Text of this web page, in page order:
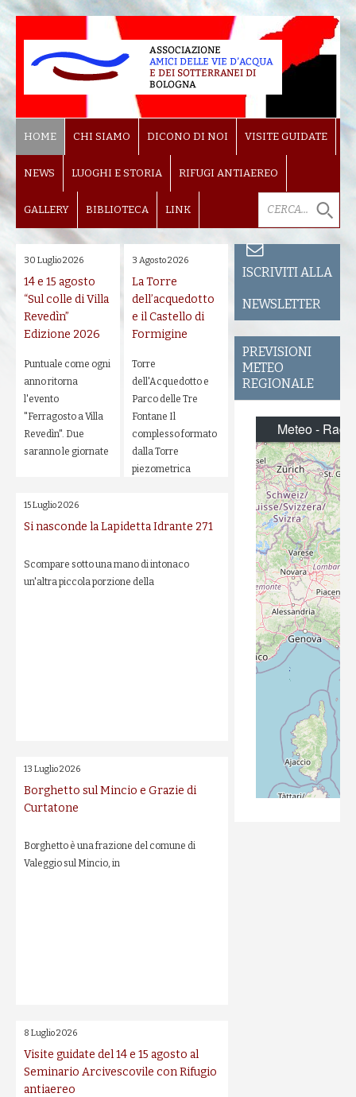
HOME CHI SIAMO DICONO DI NOI VISITE GUIDATE
NEWS LUOGHI E STORIA RIFUGI ANTIAEREO
GALLERY BIBLIOTECA LINK
3 Agosto 2026
La Torre
dell’acquedotto
e il Castello di
Formigine
Torre
dell'Acquedotto e
Parco delle Tre
Fontane Il
complesso formato
dalla Torre
piezometrica
30 Luglio 2026
14 e 15 agosto
“Sul colle di Villa
Revedìn”
Edizione 2026
Puntuale come ogni
anno ritorna
l'evento
"Ferragosto a Villa
Revedìn". Due
saranno le giornate
15 Luglio 2026
Si nasconde la Lapidetta Idrante 271
Scompare sotto una mano di intonaco
un'altra piccola porzione della
13 Luglio 2026
Borghetto sul Mincio e Grazie di
Curtatone
Borghetto è una frazione del comune di
Valeggio sul Mincio, in
8 Luglio 2026
Visite guidate del 14 e 15 agosto al
Seminario Arcivescovile con Rifugio
antiaereo
ISCRIVITI ALLA
NEWSLETTER
PREVISIONI
METEO
REGIONALE